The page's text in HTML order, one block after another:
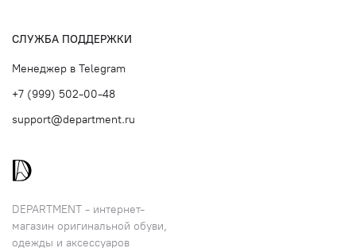
DEPARTMENT - интернет-
магазин оригинальной обуви,
одежды и аксессуаров
СЛУЖБА ПОДДЕРЖКИ
Менеджер в Telegram
+7 (999) 502-00-48
support@department.ru